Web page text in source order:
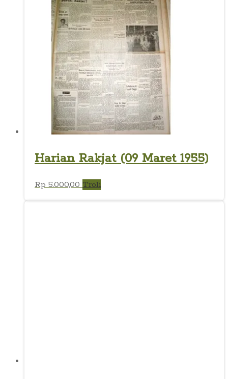
Harian Rakjat (09 Maret 1955)
Rp5.000,00 Troli